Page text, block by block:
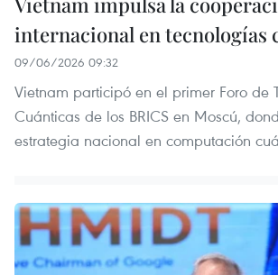
internacional en tecnologías
09/06/2026 09:32
Vietnam participó en el primer Foro de
Cuánticas de los BRICS en Moscú,
estrategia nacional en computación